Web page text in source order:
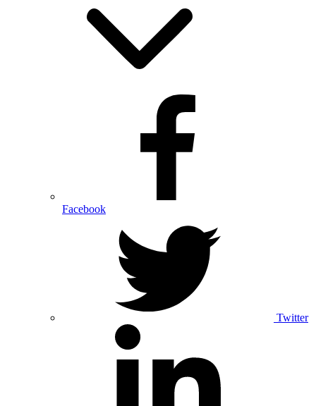
Facebook
Twitter